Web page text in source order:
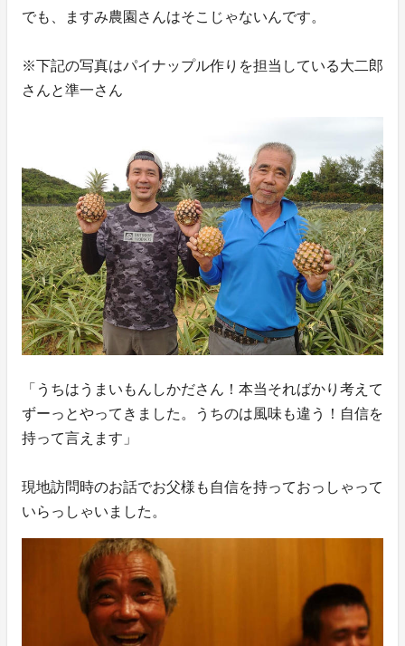
でも、ますみ農園さんはそこじゃないんです。
※下記の写真はパイナップル作りを担当している大二郎
さんと準一さん
「うちはうまいもんしかださん！本当そればかり考えて
ずーっとやってきました。うちのは風味も違う！自信を
持って言えます」
現地訪問時のお話でお父様も自信を持っておっしゃって
いらっしゃいました。